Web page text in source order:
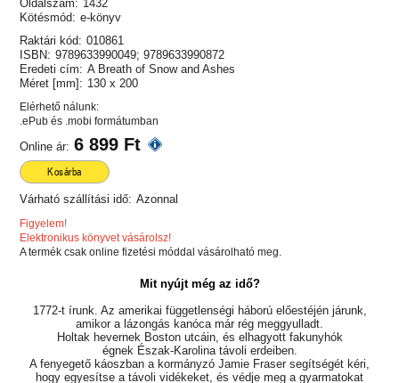
Oldalszám: 1432
Kötésmód: e-könyv
Raktári kód: 010861
ISBN: 9789633990049; 9789633990872
Eredeti cím: A Breath of Snow and Ashes
Méret [mm]: 130 x 200
Elérhető nálunk:
.ePub és .mobi formátumban
Online ár: 6 899 Ft
Kosárba
Várható szállítási idő: Azonnal
Figyelem!
Elektronikus könyvet vásárolsz!
A termék csak online fizetési móddal vásárolható meg.
Mit nyújt még az idő?
1772-t írunk. Az amerikai függetlenségi háború előestéjén járunk,
amikor a lázongás kanóca már rég meggyulladt.
Holtak hevernek Boston utcáin, és elhagyott fakunyhók
égnek Észak-Karolina távoli erdeiben.
A fenyegető káoszban a kormányzó Jamie Fraser segítségét kéri,
hogy egyesítse a távoli vidékeket, és védje meg a gyarmatokat